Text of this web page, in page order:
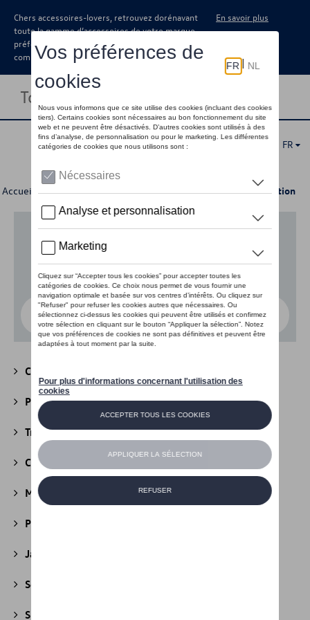
Chers accessoires-lovers, retrouvez dorénavant
toute la gamme d’accessoires de votre marque
préférée sous forme de catalogue à
commander auprès de votre concessionaire.
En savoir plus
Toggle navigation
FR
Accueil >Pour votre Volkswagen >Lifestyle > Hockey Collection
Aucun modèle sélectionné (Tout afficher)
Choisissez un modèle
Camping
Packs(39)
Transport(305)
Confort et protection (841)
Multimédia
Produits d'entretien
Jantes et roues
Securité
Sport et design